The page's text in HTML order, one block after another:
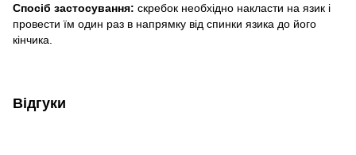
Спосіб застосування: скребок необхідно накласти на язик і
провести їм один раз в напрямку від спинки язика до його
кінчика.
Відгуки